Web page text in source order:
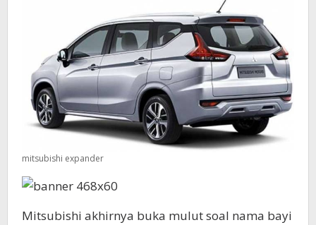
mitsubishi expander
Mitsubishi akhirnya buka mulut soal nama bayi